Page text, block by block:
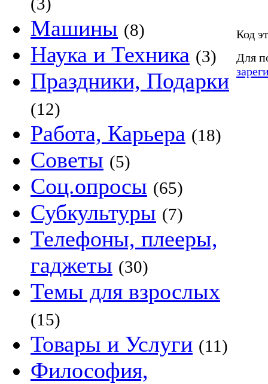
Машины (8)
Наука и Техника (3)
Праздники, Подарки
(12)
Работа, Карьера (18)
Советы (5)
Соц.опросы (65)
Субкультуры (7)
Телефоны, плееры,
гаджеты (30)
Темы для взрослых
(15)
Товары и Услуги (11)
Философия,
Код
Для